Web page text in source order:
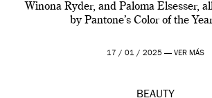
Winona Ryder, and Paloma Elsesser,
by Pantone’s Color of the
17 / 01 / 2025 — VER MÁS
BEAUTY